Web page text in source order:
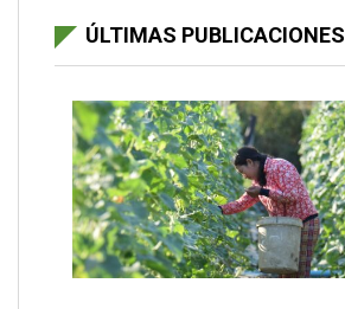
ÚLTIMAS PUBLICACIONES